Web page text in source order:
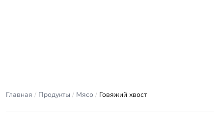
Главная / Продукты / Мясо / Говяжий хвост